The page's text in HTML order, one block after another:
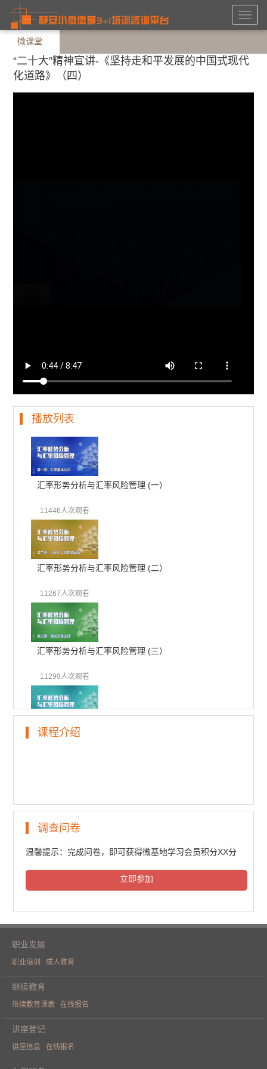
微课堂
“二十大”精神宣讲-《坚持走和平发展的中国式现代
化道路》（四）
播放列表
汇率形势分析与汇率风险管理 (一）
11446人次观看
汇率形势分析与汇率风险管理 (二）
11267人次观看
汇率形势分析与汇率风险管理 (三）
11299人次观看
汇率形势分析与汇率风险管理 (四）
6393人次观看
民法典普法培训（三）
6299人次观看
《人工智能重构财务价值》学术论坛
课程介绍
调查问卷
温馨提示：完成问卷，即可获得微基地学习会员积分XX分
立即参加
职业发展
职业培训 成人教育
继续教育
继续教育课表 在线报名
讲座登记
讲座信息 在线报名